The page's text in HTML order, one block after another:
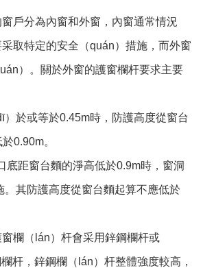
戶分為內窗和外窗，內窗通常情況
采取特定的安全（quán）措施，而外窗
）。關於外窗的護窗欄杆要求主要
）於或等於0.45m時，防護高度從窗台
0.90m。
底距窗台麵的淨高低於0.9m時，窗洞
。其防護高度從窗台麵起算不應低於
欄（lán）杆會采用鋅鋼欄杆或
杆，鋅鋼欄（lán）杆整體強度較高，